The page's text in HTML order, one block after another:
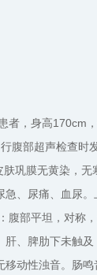
者，身高170cm
腹部超声检查时
巩膜无黄染，
、尿痛、血尿
部平坦，对称
、脾肋下未触
动性浊音。肠鸣